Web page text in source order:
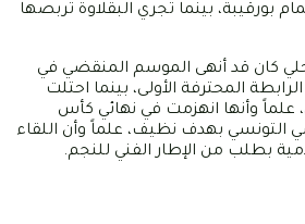
بورقيبة، بينما تجري البقلاوة تربصها
كان قد أنهى الموسم المنقضي في
المحترفة الأولى، بينما احتلت
علماً وأنها انهزمت في نهائي كأس
التونسي بهدف نظيف، علماً وأن اللقاء
بطلب من الإطار الفني للنجم.